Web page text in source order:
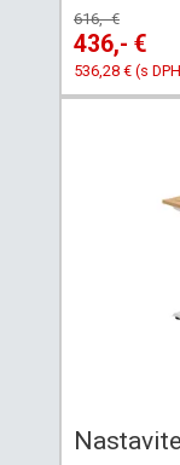
616,- €
436,- €
536,28 € (s